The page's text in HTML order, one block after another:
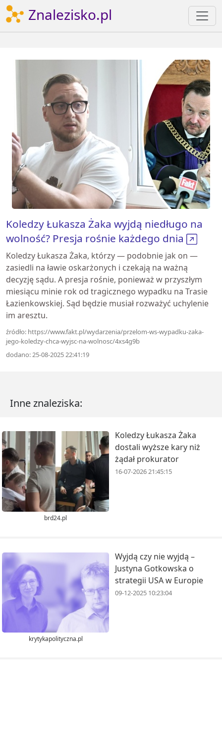
Znalezisko.pl
Koledzy Łukasza Żaka wyjdą niedługo na
wolność? Presja rośnie każdego dnia
Koledzy Łukasza Żaka, którzy — podobnie jak on —
zasiedli na ławie oskarżonych i czekają na ważną
decyzję sądu. A presja rośnie, ponieważ w przyszłym
miesiącu minie rok od tragicznego wypadku na Trasie
Łazienkowskiej. Sąd będzie musiał rozważyć uchylenie
im aresztu.
źródło: https://www.fakt.pl/wydarzenia/przelom-ws-wypadku-zaka-
jego-koledzy-chca-wyjsc-na-wolnosc/4xs4g9b
dodano: 25-08-2025 22:41:19
Inne znaleziska:
brd24.pl
Koledzy Łukasza Żaka
dostali wyższe kary niż
żądał prokurator
16-07-2026 21:45:15
krytykapolityczna.pl
Wyjdą czy nie wyjdą –
Justyna Gotkowska o
strategii USA w Europie
09-12-2025 10:23:04